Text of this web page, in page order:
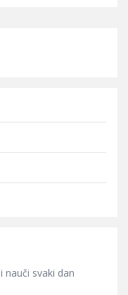
nauči svaki dan